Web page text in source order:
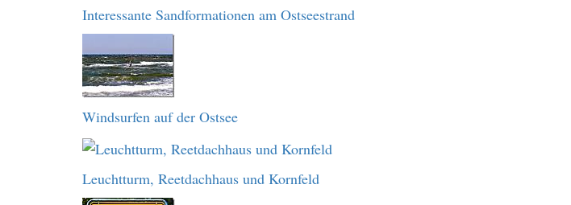
Interessante Sandformationen am Ostseestrand
Windsurfen auf der Ostsee
Leuchtturm, Reetdachhaus und Kornfeld